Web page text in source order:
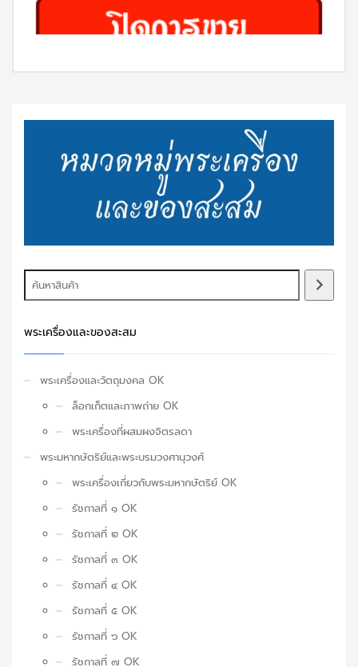
พระเครื่องและของสะสม
พระเครื่องและวัตถุมงคล OK
ล็อกเก็ตและภาพถ่าย OK
พระเครื่องที่ผสมผงจิตรลดา
พระมหากษัตริย์และพระบรมวงศานุวงศ์
พระเครื่องเกี่ยวกับพระมหากษัตริย์ OK
รัชกาลที่ ๑ OK
รัชกาลที่ ๒ OK
รัชกาลที่ ๓ OK
รัชกาลที่ ๔ OK
รัชกาลที่ ๕ OK
รัชกาลที่ ๖ OK
รัชกาลที่ ๗ OK